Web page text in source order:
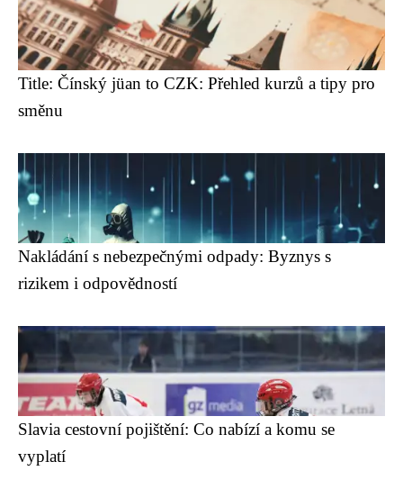
Title: Čínský jüan to CZK: Přehled kurzů a tipy pro
směnu
Nakládání s nebezpečnými odpady: Byznys s
rizikem i odpovědností
Slavia cestovní pojištění: Co nabízí a komu se
vyplatí